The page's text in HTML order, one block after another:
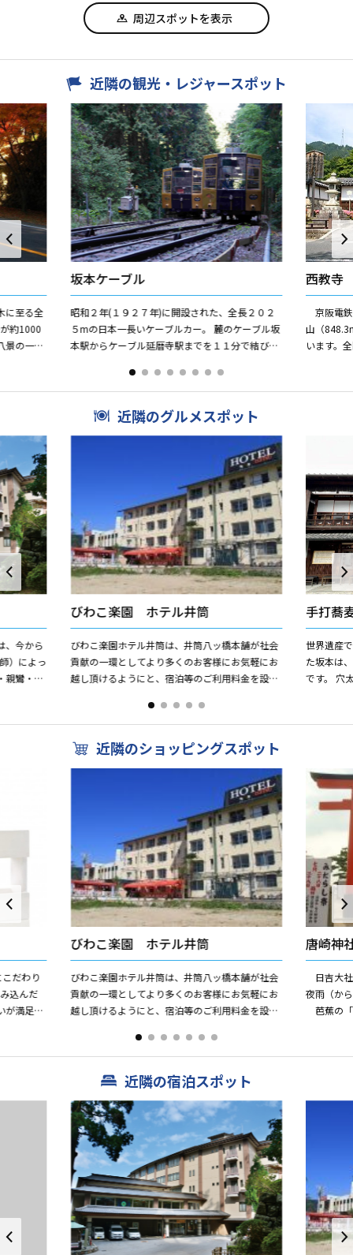
周辺スポットを表示
近隣の観光・レジャースポット
に至る全
約1000
景の一つ
坂本ケーブル
昭和２年(１９２７年)に開設された、全長２０２
５mの日本一長いケーブルカー。 麓のケーブル坂
本駅からケーブル延暦寺駅までを１１分で結び、
年に車両デザイ...
西教寺
京阪電
山（
います。
近隣のグルメスポット
今から
）によっ
親鸞・道
びわこ楽園 ホテル井筒
びわこ楽園ホテル井筒は、井筒八ッ橋本舗が社会
貢献の一環としてより多くのお客様にお気軽にお
越し頂けるようにと、宿泊等のご利用料金を設定
ーツクラブの合宿などにも...
手打蕎
世界遺産
た坂本は
です。 穴
近隣のショッピングスポット
だわり
込んだ
が満足で
びわこ楽園 ホテル井筒
びわこ楽園ホテル井筒は、井筒八ッ橋本舗が社会
貢献の一環としてより多くのお客様にお気軽にお
越し頂けるようにと、宿泊等のご利用料金を設定
ーツクラブの合宿などにも...
唐崎神
日吉大
夜雨（か
芭蕉の
近隣の宿泊スポット